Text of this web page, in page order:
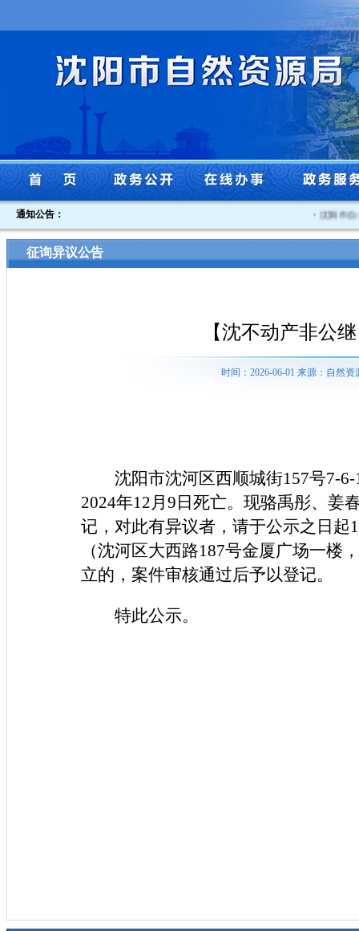
通知公告： 沈阳市自
征询异议公告
【沈不动产非公
时间：2026-06-01 来源：自然
沈阳市沈河区西顺城街157号7-
2024年12月9日死亡。现骆禹彤、姜
记，对此有异议者，请于公示之日
（沈河区大西路187号金厦广场一楼
立的，案件审核通过后予以登记。
特此公示。